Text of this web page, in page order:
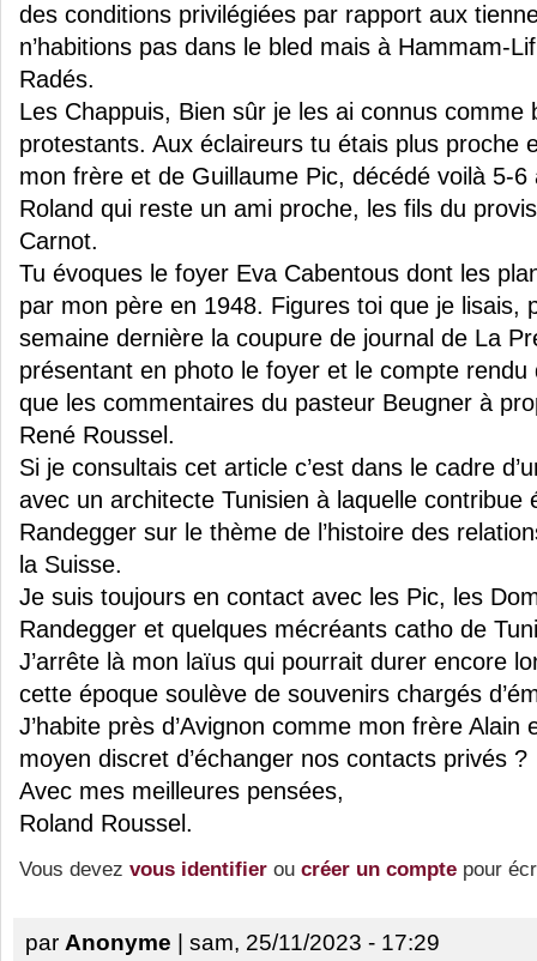
des conditions privilégiées par rapport aux
n’habitions pas dans le bled mais à Hammam-
Radés.
Les Chappuis, Bien sûr je les ai connus comme
protestants. Aux éclaireurs tu étais plus proche
mon frère et de Guillaume Pic, décédé voilà 5-
Roland qui reste un ami proche, les fils du
Carnot.
Tu évoques le foyer Eva Cabentous dont les
par mon père en 1948. Figures toi que je lisais,
semaine dernière la coupure de journal de La
présentant en photo le foyer et le compte rendu
que les commentaires du pasteur Beugner à
René Roussel.
Si je consultais cet article c’est dans le cadre
avec un architecte Tunisien à laquelle contribue
Randegger sur le thème de l’histoire des
la Suisse.
Je suis toujours en contact avec les Pic, les
Randegger et quelques mécréants catho de
J’arrête là mon laïus qui pourrait durer encore
cette époque soulève de souvenirs chargés
J’habite près d’Avignon comme mon frère Alain
moyen discret d’échanger nos contacts privés ?
Avec mes meilleures pensées,
Roland Roussel.
Vous devez vous identifier ou créer un compte pour
par Anonyme | sam, 25/11/2023 - 17:29